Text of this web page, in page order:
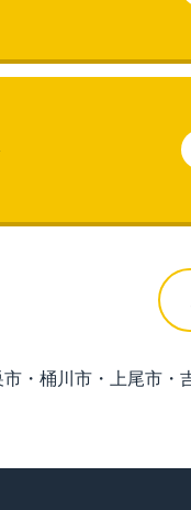
・桶川市・上尾市・